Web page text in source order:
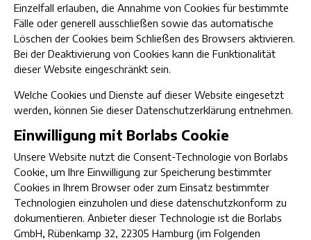
Einzelfall erlauben, die Annahme von Cookies für bestimmte
Fälle oder generell ausschließen sowie das automatische
Löschen der Cookies beim Schließen des Browsers aktivieren.
Bei der Deaktivierung von Cookies kann die Funktionalität
dieser Website eingeschränkt sein.
Welche Cookies und Dienste auf dieser Website eingesetzt
werden, können Sie dieser Datenschutzerklärung entnehmen.
Einwilligung mit Borlabs Cookie
Unsere Website nutzt die Consent-Technologie von Borlabs
Cookie, um Ihre Einwilligung zur Speicherung bestimmter
Cookies in Ihrem Browser oder zum Einsatz bestimmter
Technologien einzuholen und diese datenschutzkonform zu
dokumentieren. Anbieter dieser Technologie ist die Borlabs
GmbH, Rübenkamp 32, 22305 Hamburg (im Folgenden